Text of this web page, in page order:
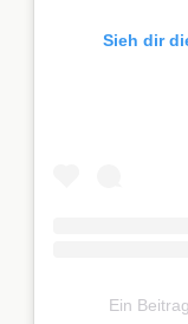
Sieh dir
Ein